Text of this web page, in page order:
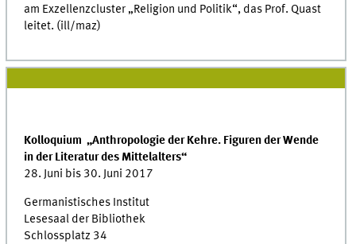
am Exzellenzcluster „Religion und Politik“, das Prof. Quast
leitet. (ill/maz)
Kolloquium „Anthropologie der Kehre. Figuren der Wende
in der Literatur des Mittelalters“
28. Juni bis 30. Juni 2017
Germanistisches Institut
Lesesaal der Bibliothek
Schlossplatz 34